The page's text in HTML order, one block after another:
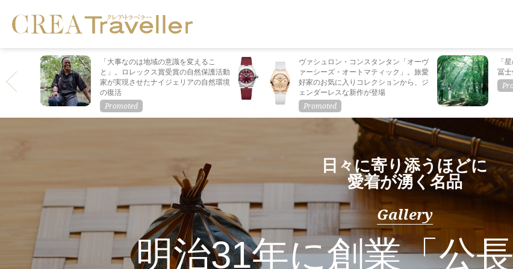
「大事なのは地域の意識を変えるこ
と」。ロレックス賞受賞の自然保護活動
家が実現させたナイジェリアの自然環境
の復活
ヴァシュロン・コンスタンタン「オーヴ
ァーシーズ・オートマティック」。旅愛
好家のお気に入りコレクションから、ジ
ェンダーレスな新作が登場
「
冨士
日々に寄り添うほどに
愛着が湧く名品
Gallery
明治31年に創業「公